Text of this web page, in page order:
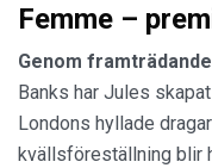
Femme –
Genom
Banks har Jules
Londons hyllade
kvällsföreställning blir